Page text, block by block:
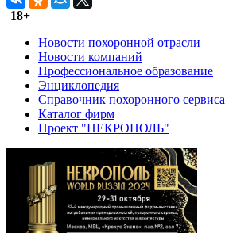
18+
Новости похоронной отрасли
Новости компаний
Профессиональное образование
Энциклопедия
Справочник похоронного сервиса
Каталог фирм
Проект "НЕКРОПОЛЬ"